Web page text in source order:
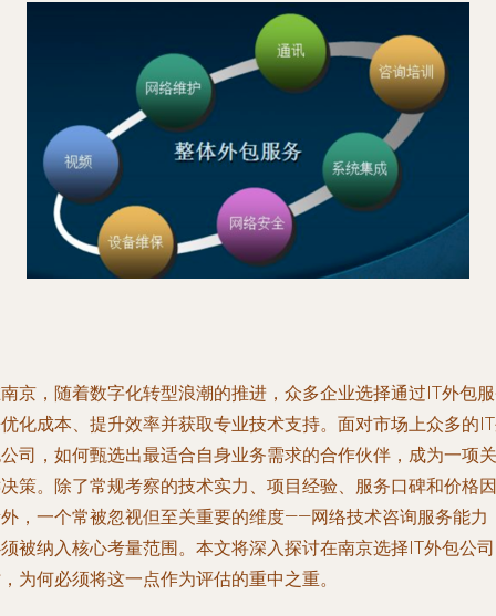
京，随着数字化转型浪潮的推进，众多企业选择通过IT外包
化成本、提升效率并获取专业技术支持。面对市场上众多的
司，如何甄选出最适合自身业务需求的合作伙伴，成为一项关
策。除了常规考察的技术实力、项目经验、服务口碑和价格因
，一个常被忽视但至关重要的维度——网络技术咨询服务能力
被纳入核心考量范围。本文将深入探讨在南京选择IT外包公司
为何必须将这一点作为评估的重中之重。